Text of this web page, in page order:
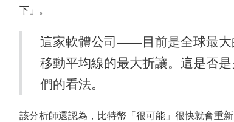
下」。
這家軟體公司——目前是全球最大
移動平均線的最大折讓。這是否
們的看法。
該分析師還認為，比特幣「很可能」很快就會